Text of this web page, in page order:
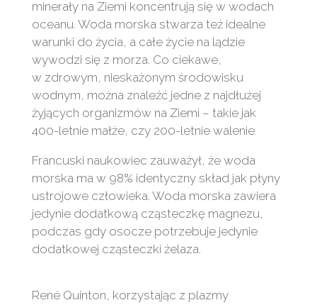
minerały na Ziemi koncentrują się w wodach
oceanu. Woda morska stwarza też idealne
warunki do życia, a całe życie na lądzie
wywodzi się z morza. Co ciekawe,
w zdrowym, nieskażonym środowisku
wodnym, można znaleźć jedne z najdłużej
żyjących organizmów na Ziemi – takie jak
400-letnie małże, czy 200-letnie walenie.
Francuski naukowiec zauważył, że woda
morska ma w 98% identyczny skład jak płyny
ustrojowe człowieka. Woda morska zawiera
jedynie dodatkową cząsteczkę magnezu,
podczas gdy osocze potrzebuje jedynie
dodatkowej cząsteczki żelaza.
René Quinton, korzystając z plazmy